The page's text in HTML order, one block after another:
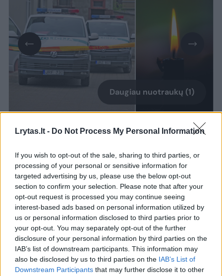
Lrytas.lt - Do Not Process My Personal Information
If you wish to opt-out of the sale, sharing to third parties, or
processing of your personal or sensitive information for
targeted advertising by us, please use the below opt-out
section to confirm your selection. Please note that after your
opt-out request is processed you may continue seeing
interest-based ads based on personal information utilized by
us or personal information disclosed to third parties prior to
your opt-out. You may separately opt-out of the further
disclosure of your personal information by third parties on the
IAB’s list of downstream participants. This information may
also be disclosed by us to third parties on the IAB’s List of
Downstream Participants that may further disclose it to other
Daugiau nuotraukų (1)
Kaip pranešė Vilniaus apskrities VPK,
Sodų g., automobilyje, rastas nenustatytos
tapatybės apie 25 m. amžiaus mirusios
moters kūnas be išorinių smurto požymių.
Lrytasžiniomis, kūnas rastas
automobilio „Alfa Romeo“ priekinėje
sėdynėje. Automobilyje nejudančią moterį
pastebėjo praeiviai.